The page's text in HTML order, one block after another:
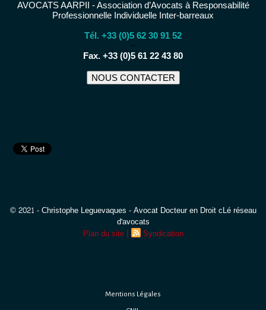
AVOCATS AARPII - Association d’Avocats à Responsabilité
Professionnelle Individuelle Inter-barreaux
Tél. +33 (0)5 62 30 91 52
−
Fax. +33 (0)5 61 22 43 80
NOUS CONTACTER
© 2021 - Christophe Leguevaques - Avocat Docteur en Droit cLé réseau
d'avocats
Plan du site | Syndication
Mentions Légales